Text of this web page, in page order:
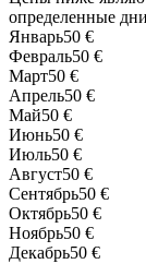
определенные
Январь50 €
Февраль50 €
Март50 €
Апрель50 €
Май50 €
Июнь50 €
Июль50 €
Август50 €
Сентябрь50 €
Октябрь50 €
Ноябрь50 €
Декабрь50 €